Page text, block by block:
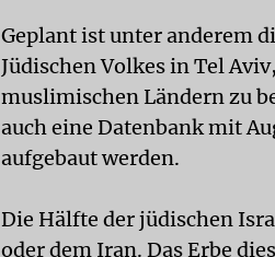
Geplant ist unter anderem
Jüdischen Volkes in Tel
muslimischen Ländern zu
auch eine Datenbank mit
aufgebaut werden.
Die Hälfte der jüdischen
oder dem Iran. Das Erbe